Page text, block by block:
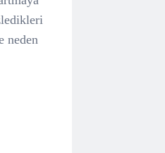
neden